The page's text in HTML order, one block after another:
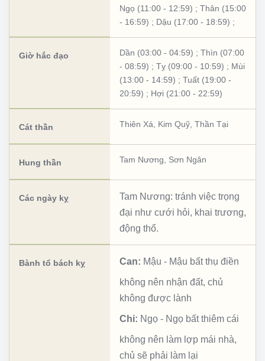
Ngọ (11:00 - 12:59) ; Thân (15:00
- 16:59) ; Dậu (17:00 - 18:59) ;
Giờ hắc đạo Dần (03:00 - 04:59) ; Thìn (07:00
- 08:59) ; Tỵ (09:00 - 10:59) ; Mùi
(13:00 - 14:59) ; Tuất (19:00 -
20:59) ; Hợi (21:00 - 22:59)
Cát thần Thiên Xá Kim Quỹ Thần Tại
Hung thần Tam Nương Sơn Ngân
Các ngày kỵ
Tam Nương: tránh việc trọng
đại như cưới hỏi, khai trương,
động thổ.
Bành tổ bách kỵ Can: Mậu - Mậu bất thụ điền
không nên nhận đất, chủ
không được lành
Chi: Ngọ - Ngọ bất thiêm cái
không nên làm lợp mái nhà,
chủ sẽ phải làm lại